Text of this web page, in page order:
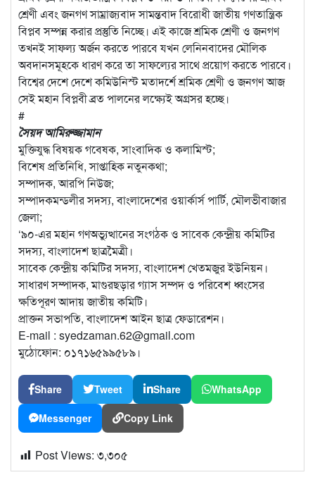
শ্রেণী এবং জনগণ সাম্রাজ্যবাদ সামন্তবাদ বিরোধী জাতীয় গণতান্ত্রিক
বিপ্লব সম্পন্ন করার প্রস্তুতি নিচ্ছে। এই কাজে শ্রমিক শ্রেণী ও জনগণ
তখনই সাফল্য অর্জন করতে পারবে যখন লেনিনবাদের মৌলিক
অবদানসমূহকে ধারণ করে তা সাফল্যের সাথে প্রয়োগ করতে পারবে।
বিশ্বের দেশে দেশে কমিউনিস্ট মতাদর্শে শ্রমিক শ্রেণী ও জনগণ আজ
সেই মহান বিপ্লবী ব্রত পালনের লক্ষ্যেই অগ্রসর হচ্ছে।
#
সৈয়দ আমিরুজ্জামান
মুক্তিযুদ্ধ বিষয়ক গবেষক, সাংবাদিক ও কলামিস্ট;
বিশেষ প্রতিনিধি, সাপ্তাহিক নতুনকথা;
সম্পাদক, আরপি নিউজ;
সম্পাদকমন্ডলীর সদস্য, বাংলাদেশের ওয়ার্কার্স পার্টি, মৌলভীবাজার
জেলা;
‘৯০-এর মহান গণঅভ্যুত্থানের সংগঠক ও সাবেক কেন্দ্রীয় কমিটির
সদস্য, বাংলাদেশ ছাত্রমৈত্রী।
সাবেক কেন্দ্রীয় কমিটির সদস্য, বাংলাদেশ খেতমজুর ইউনিয়ন।
সাধারণ সম্পাদক, মাগুরছড়ার গ্যাস সম্পদ ও পরিবেশ ধ্বংসের
ক্ষতিপূরণ আদায় জাতীয় কমিটি।
প্রাক্তন সভাপতি, বাংলাদেশ আইন ছাত্র ফেডারেশন।
E-mail : syedzaman.62@gmail.com
মুঠোফোন: ০১৭১৬৫৯৯৫৮৯।
Share Tweet Share WhatsApp
Messenger Copy Link
Post Views: ৩,৩০৫